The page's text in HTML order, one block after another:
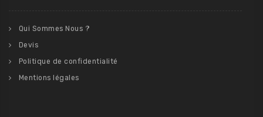
Qui Sommes Nous ?
Devis
Politique de confidentialité
Mentions légales